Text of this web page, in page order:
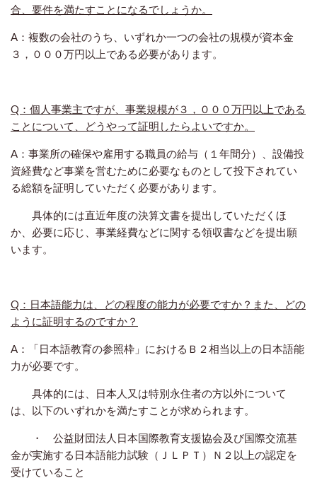
合、要件を満たすことになるでしょうか。
A：複数の会社のうち、いずれか一つの会社の規模が資本金
３，０００万円以上である必要があります。
Q：個人事業主ですが、事業規模が３，０００万円以上である
ことについて、どうやって証明したらよいですか。
A：事業所の確保や雇用する職員の給与（１年間分）、設備投
資経費など事業を営むために必要なものとして投下されてい
る総額を証明していただく必要があります。
具体的には直近年度の決算文書を提出していただくほ
か、必要に応じ、事業経費などに関する領収書などを提出願
います。
Q：日本語能力は、どの程度の能力が必要ですか？また、どの
ように証明するのですか？
A：「日本語教育の参照枠」におけるＢ２相当以上の日本語能
力が必要です。
具体的には、日本人又は特別永住者の方以外について
は、以下のいずれかを満たすことが求められます。
・ 公益財団法人日本国際教育支援協会及び国際交流基
金が実施する日本語能力試験（ＪＬＰＴ）Ｎ２以上の認定を
受けていること